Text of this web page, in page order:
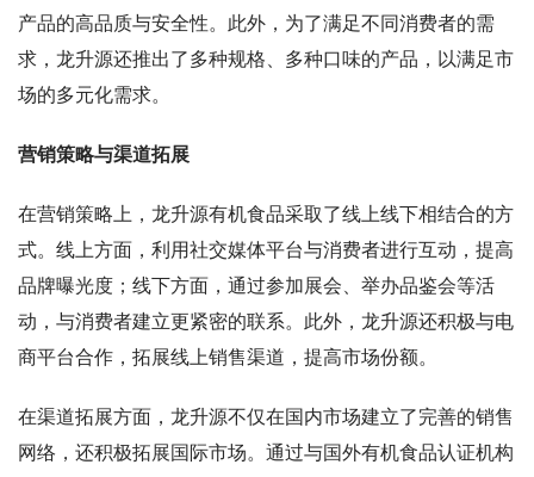
产品的高品质与安全性。此外，为了满足不同消费者的需
求，龙升源还推出了多种规格、多种口味的产品，以满足市
场的多元化需求。
营销策略与渠道拓展
在营销策略上，龙升源有机食品采取了线上线下相结合的方
式。线上方面，利用社交媒体平台与消费者进行互动，提高
品牌曝光度；线下方面，通过参加展会、举办品鉴会等活
动，与消费者建立更紧密的联系。此外，龙升源还积极与电
商平台合作，拓展线上销售渠道，提高市场份额。
在渠道拓展方面，龙升源不仅在国内市场建立了完善的销售
网络，还积极拓展国际市场。通过与国外有机食品认证机构